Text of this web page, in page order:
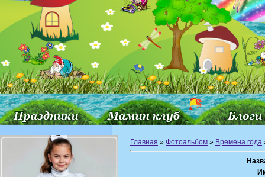
Главная » Фотоальбом » Времена года